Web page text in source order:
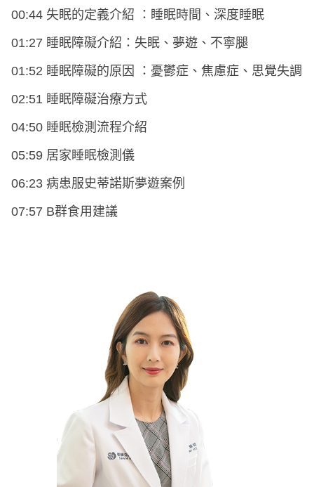
00:44 失眠的定義介紹 ：睡眠時間、深度睡眠
01:27 睡眠障礙介紹：失眠、夢遊、不寧腿
01:52 睡眠障礙的原因 ：憂鬱症、焦慮症、思覺失調
02:51 睡眠障礙治療方式
04:50 睡眠檢測流程介紹
05:59 居家睡眠檢測儀
06:23 病患服史蒂諾斯夢遊案例
07:57 B群食用建議